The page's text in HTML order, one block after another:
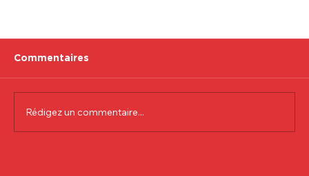
Commentaires
Rédigez un commentaire...